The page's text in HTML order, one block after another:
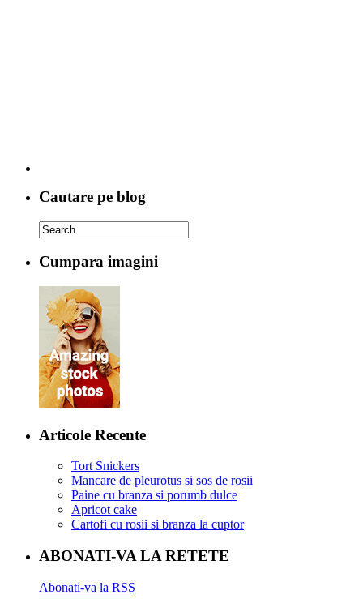
Cautare pe blog
Cumpara imagini
Articole Recente
Tort Snickers
Mancare de pleurotus si sos de rosii
Paine cu branza si porumb dulce
Apricot cake
Cartofi cu rosii si branza la cuptor
ABONATI-VA LA RETETE
Abonati-va la RSS